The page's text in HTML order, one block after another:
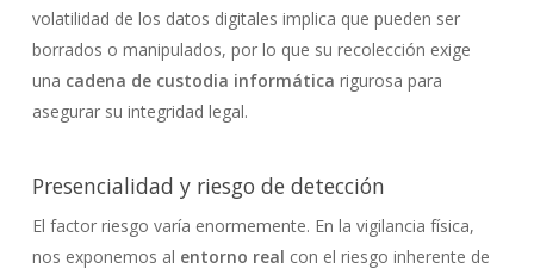
volatilidad de los datos digitales implica que pueden ser
borrados o manipulados, por lo que su recolección exige
una cadena de custodia informática rigurosa para
asegurar su integridad legal.
Presencialidad y riesgo de detección
El factor riesgo varía enormemente. En la vigilancia física,
nos exponemos al entorno real con el riesgo inherente de